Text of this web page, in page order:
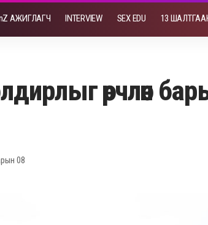
АЖИГЛАГЧ INTERVIEW SEX EDU 13
өөрчлөн
08